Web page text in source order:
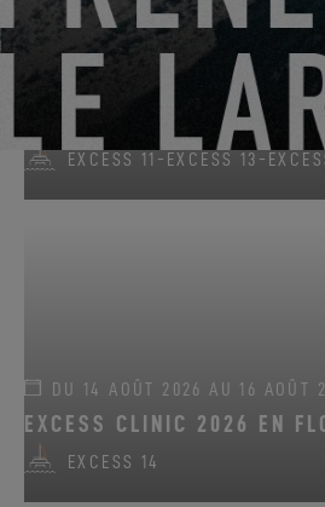
DU 22 JUIN 2026 AU 31 AOÛT
GO SAILING AVEC EXCESS
EXCESS 11 - EXCESS 13 -
DU 14 AOÛT 2026 AU 16 AOÛT
EXCESS CLINIC 2026 EN
EXCESS 14